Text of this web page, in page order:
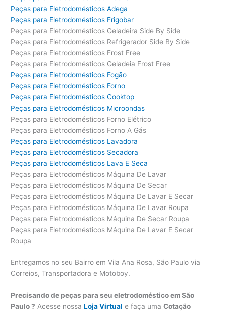
Peças para Eletrodomésticos Adega
Peças para Eletrodomésticos Frigobar
Peças para Eletrodomésticos Geladeira Side By Side
Peças para Eletrodomésticos Refrigerador Side By Side
Peças para Eletrodomésticos Frost Free
Peças para Eletrodomésticos Geladeia Frost Free
Peças para Eletrodomésticos Fogão
Peças para Eletrodomésticos Forno
Peças para Eletrodomésticos Cooktop
Peças para Eletrodomésticos Microondas
Peças para Eletrodomésticos Forno Elétrico
Peças para Eletrodomésticos Forno A Gás
Peças para Eletrodomésticos Lavadora
Peças para Eletrodomésticos Secadora
Peças para Eletrodomésticos Lava E Seca
Peças para Eletrodomésticos Máquina De Lavar
Peças para Eletrodomésticos Máquina De Secar
Peças para Eletrodomésticos Máquina De Lavar E Secar
Peças para Eletrodomésticos Máquina De Lavar Roupa
Peças para Eletrodomésticos Máquina De Secar Roupa
Peças para Eletrodomésticos Máquina De Lavar E Secar
Roupa
Entregamos no seu Bairro em Vila Ana Rosa, São Paulo via
Correios, Transportadora e Motoboy.
Precisando de peças para seu eletrodoméstico em São
Paulo ? Acesse nossaLoja Virtual e faça umaCotação